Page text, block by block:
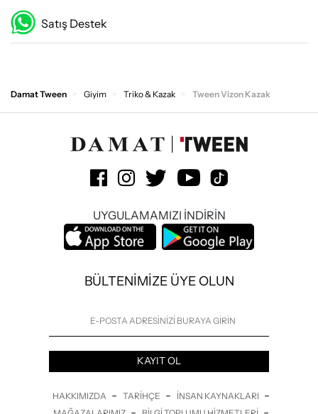
Satış Destek
Damat Tween Giyim Triko & Kazak Tween Vizon Kazak
UYGULAMAMIZI İNDİRİN
BÜLTENİMİZE ÜYE OLUN
KAYIT OL
HAKKIMIZDA - TARIHÇE - İNSAN KAYNAKLARI -